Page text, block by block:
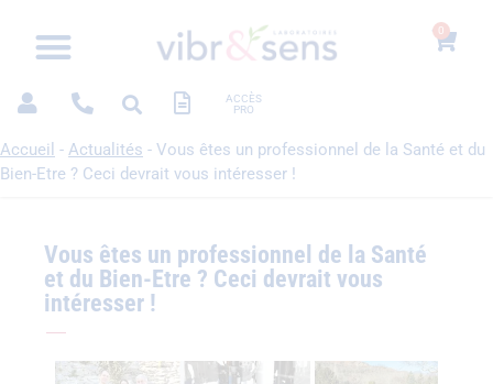
ACCÈS
PRO
0
Accueil - Actualités - Vous êtes un professionnel de la Santé et du
Bien-Etre ? Ceci devrait vous intéresser !
Vous êtes un professionnel de la Santé
et du Bien-Etre ? Ceci devrait vous
intéresser !